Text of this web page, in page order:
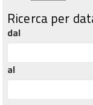
Ricerca per
dal
al